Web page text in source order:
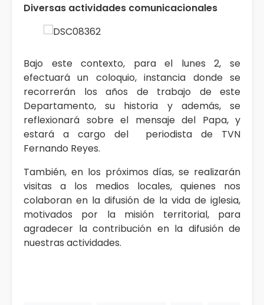
Diversas actividades comunicacionales
Bajo este contexto, para el lunes 2, se
efectuará un coloquio, instancia donde se
recorrerán los años de trabajo de este
Departamento, su historia y además, se
reflexionará sobre el mensaje del Papa, y
estará a cargo del periodista de TVN
Fernando Reyes.
También, en los próximos días, se realizarán
visitas a los medios locales, quienes nos
colaboran en la difusión de la vida de iglesia,
motivados por la misión territorial, para
agradecer la contribución en la difusión de
nuestras actividades.